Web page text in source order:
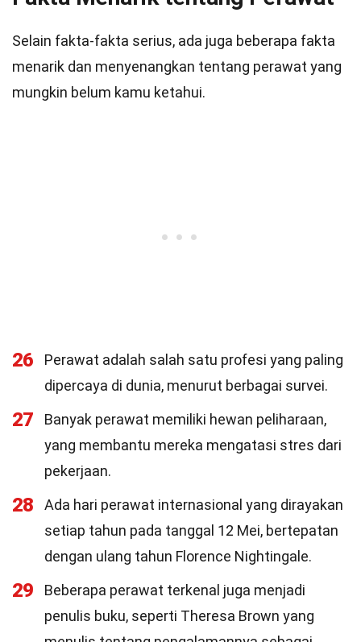
Selain fakta-fakta serius, ada juga beberapa fakta
menarik dan menyenangkan tentang perawat yang
mungkin belum kamu ketahui.
26
Perawat adalah salah satu profesi yang paling
dipercaya di dunia, menurut berbagai survei.
27
Banyak perawat memiliki hewan peliharaan,
yang membantu mereka mengatasi stres dari
pekerjaan.
28
Ada hari perawat internasional yang dirayakan
setiap tahun pada tanggal 12 Mei, bertepatan
dengan ulang tahun Florence Nightingale.
29
Beberapa perawat terkenal juga menjadi
penulis buku, seperti Theresa Brown yang